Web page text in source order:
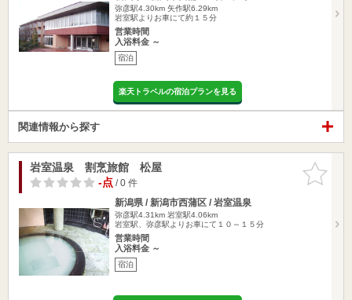
弥彦駅4.30km 矢作駅6.29km
岩室駅よりお車にて約１５分
営業時間
入浴料金 ～
宿泊
楽天トラベルの宿泊プランを見る
関連情報から探す
お気に入
りに追加
岩室温泉 割烹旅館 松屋
-点/ 0 件
新潟県 / 新潟市西蒲区 / 岩室温泉
弥彦駅4.31km 岩室駅4.06km
岩室駅、弥彦駅よりお車にて１０～１５分
営業時間
入浴料金 ～
宿泊